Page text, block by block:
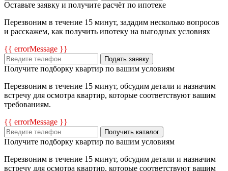
Оставьте заявку и получите расчёт по ипотеке
Перезвоним в течение 15 минут, зададим несколько вопросов
и расскажем, как получить ипотеку на выгодных условиях
{{ errorMessage }}
Подать заявку
Получите подборку квартир по вашим условиям
Перезвоним в течение 15 минут, обсудим детали и назначим
встречу для осмотра квартир, которые соответствуют вашим
требованиям.
{{ errorMessage }}
Получить каталог
Получите подборку квартир по вашим условиям
Перезвоним в течение 15 минут, обсудим детали и назначим
встречу для осмотра квартир, которые соответствуют вашим